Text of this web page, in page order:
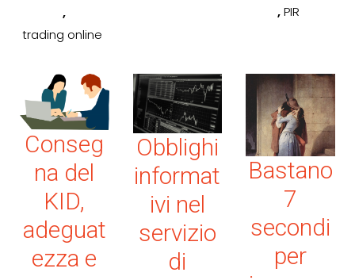
,
trading online
,PIR
Conseg
na del
KID,
adeguat
ezza e
Obblighi
informat
ivi nel
servizio
di
Bastano
7
secondi
per